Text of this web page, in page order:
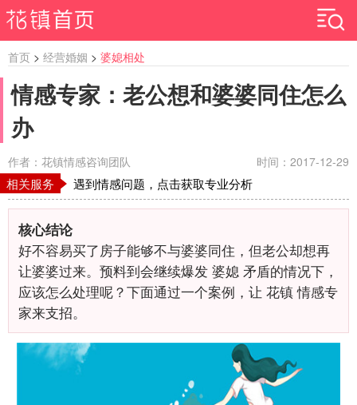
首页 > 经营婚姻 > 婆媳相处
情感专家：老公想和婆婆同住怎么
办
作者：花镇情感咨询团队 时间：2017-12-29
相关服务 遇到情感问题，点击获取专业分析
核心结论
好不容易买了房子能够不与婆婆同住，但老公却想再
让婆婆过来。预料到会继续爆发 婆媳 矛盾的情况下，
应该怎么处理呢？下面通过一个案例，让 花镇 情感专
家来支招。